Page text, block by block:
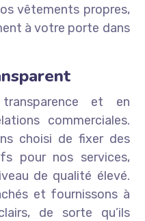
vêtements propres,
à votre porte dans
et en
commerciales.
choisi de fixer des
pour nos services,
de qualité élevé.
et fournissons à
de sorte qu’ils